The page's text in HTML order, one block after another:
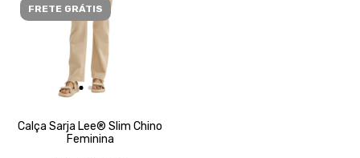
FRETE GRÁTIS
Calça Sarja Lee® Slim Chino
Feminina